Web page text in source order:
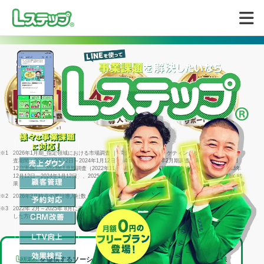
を提供するソーシャルデータバンク株式会社は、
LINEヤフー株
※1
2026年1月期_指定領域における市場調査 ｜ 調査機関：日本マーケティングリサーチ機構 ｜ 調
査期間：2023年12月12日～2024年1月12日 ｜ 4年連続＝2022年2月期調査（同年1月25日～2月
12日実施）、2023年1月期調査（2022年11月29日～1月16日実施）、2024年1月期調査（2023年
12月12日～2024年1月12日）、2025年1月期調査（2024年12月23日～2025年1月15日）に続く結
果
※2 2026年3月時点の累計導入社数
※3
2022年 2月～2025年 8月に回答した個別相談サポートアンケート1316件のうち「満足」と回答
した方の割合